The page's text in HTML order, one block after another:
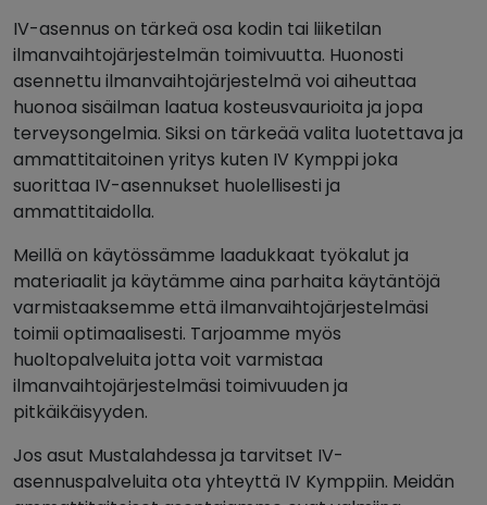
IV-asennus on tärkeä osa kodin tai liiketilan
ilmanvaihtojärjestelmän toimivuutta. Huonosti
asennettu ilmanvaihtojärjestelmä voi aiheuttaa
huonoa sisäilman laatua kosteusvaurioita ja jopa
terveysongelmia. Siksi on tärkeää valita luotettava ja
ammattitaitoinen yritys kuten IV Kymppi joka
suorittaa IV-asennukset huolellisesti ja
ammattitaidolla.
Meillä on käytössämme laadukkaat työkalut ja
materiaalit ja käytämme aina parhaita käytäntöjä
varmistaaksemme että ilmanvaihtojärjestelmäsi
toimii optimaalisesti. Tarjoamme myös
huoltopalveluita jotta voit varmistaa
ilmanvaihtojärjestelmäsi toimivuuden ja
pitkäikäisyyden.
Jos asut Mustalahdessa ja tarvitset IV-
asennuspalveluita ota yhteyttä IV Kymppiin. Meidän